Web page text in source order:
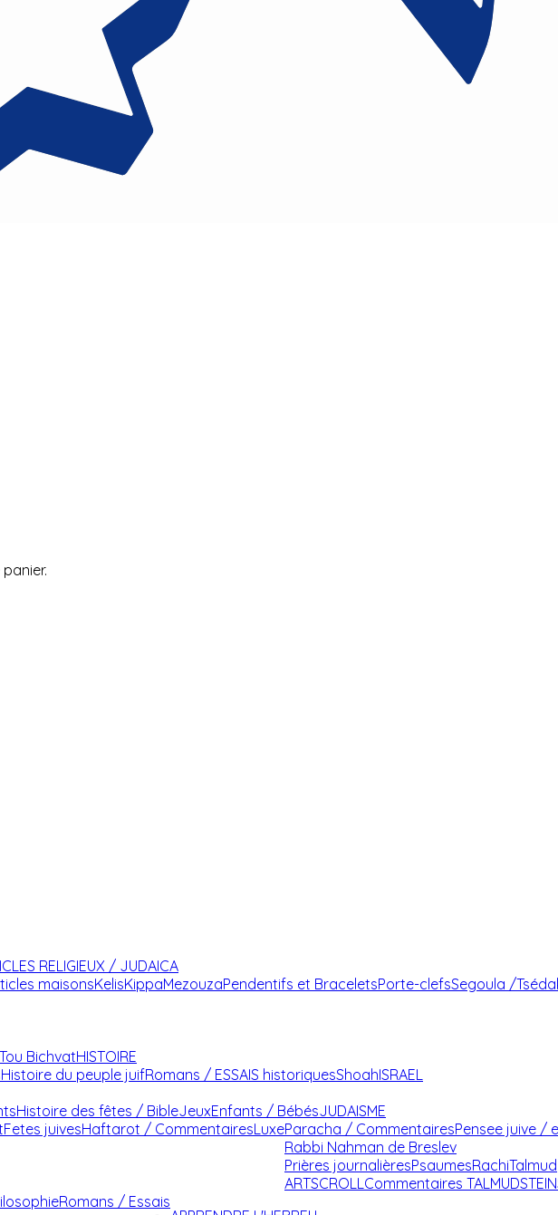
RELIGIEUX / JUDAICA
maisonsKelisKippaMezouzaPendentifs et BraceletsPorte-clefsSegoula /
Tou BichvatHISTOIRE
Histoire du peuple juifRomans / ESSAIS historiquesShoahISRAEL
Histoire des fêtes / BibleJeuxEnfants / BébésJUDAISME
Fetes juivesHaftarot / CommentairesLuxeParacha / CommentairesPensee juive /
Rabbi Nahman de Breslev
Prières journalièresPsaumesRachiTalmud
ARTSCROLLCommentaires TALMUD
Romans / Essais